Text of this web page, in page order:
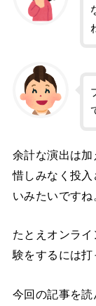
余計な演出は
惜しみなく投
いみたいですね
たとえオンラ
験をするには打
今回の記事を